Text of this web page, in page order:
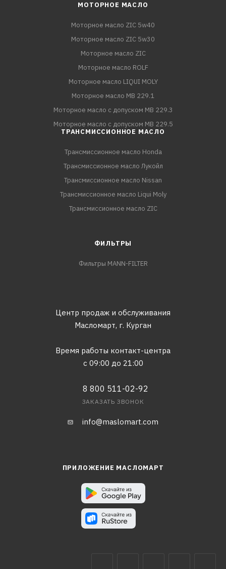
МОТОРНОЕ МАСЛО
Моторное масло ZIC 5w40
Моторное масло ZIC 5w30
Моторное масло ZIC
Моторное масло ROLF
Моторное масло LIQUI MOLY
Моторное масло MB 229.1
Моторное масло с допуском MB 229.3
Моторное масло с допуском MB 229.5
ТРАНСМИССИОННОЕ МАСЛО
Трансмиссионное масло Honda
Трансмиссионное масло Лукойл
Трансмиссионное масло Nissan
Трансмиссионное масло Liqui Moly
Трансмиссионное масло ZIC
ФИЛЬТРЫ
Фильтры MANN-FILTER
Центр продаж и обслуживания
Масломарт, г. Курган
Время работы контакт-центра
с 09:00 до 21:00
8 800 511-02-92
ЗАКАЗАТЬ ЗВОНОК
info@maslomart.com
ПРИЛОЖЕНИЕ МАСЛОМАРТ